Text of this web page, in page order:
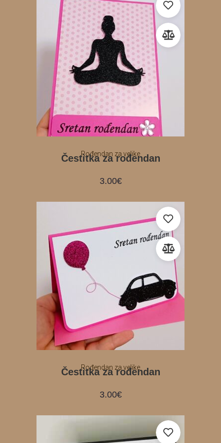
Rođendan za velike
Čestitka za rođendan
3.00€
Rođendan za velike
Čestitka za rođendan
3.00€